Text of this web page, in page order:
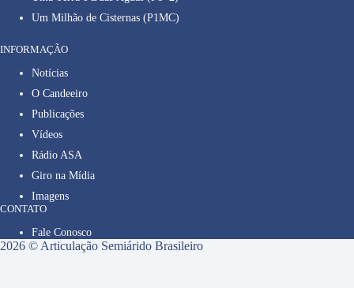
Um Milhão de Cisternas (P1MC)
INFORMAÇÃO
Notícias
O Candeeiro
Publicações
Vídeos
Rádio ASA
Giro na Mídia
Imagens
CONTATO
Fale Conosco
2026 © Articulação Semiárido Brasileiro